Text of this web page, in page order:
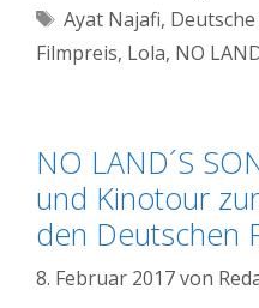
Schlagwörter
Ayat Najafi,
Filmpreis, Lola, NO
NO LAND´S
und Kinotour
den Deutschen
8. Februar 2017von